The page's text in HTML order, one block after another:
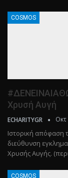
COSMOS
Χρυσή Αυγή
ECHARITYGR Οκτ
Ιστορική απόφαση
διεύθυνση
Χρυσής Αυγής.
COSMOS